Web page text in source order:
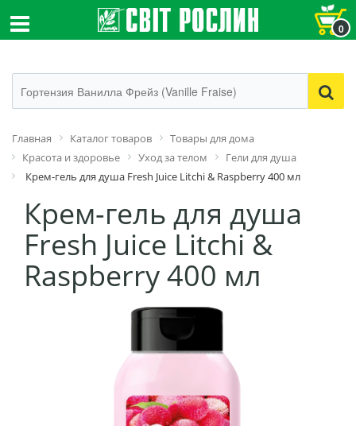
0
Главная Каталог товаров
Товары для дома
Красота и здоровье
Уход за телом
Гели для душа
Крем-гель для душа Fresh Juice Litchi & Raspberry 400 мл
Крем-гель для душа
Fresh Juice Litchi &
Raspberry 400 мл